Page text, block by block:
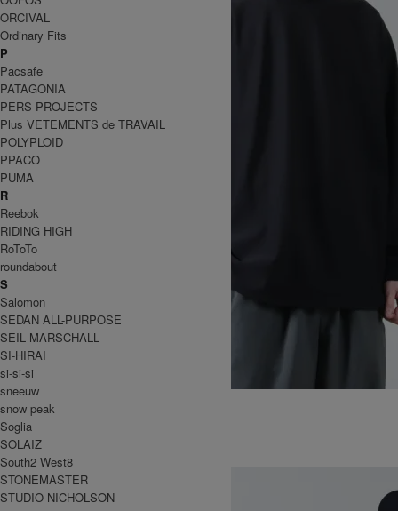
TECH MESH L/S TEE
13,200円(税込)
WILD THINGS
ワイルドシングス
ORCIVAL
Ordinary Fits
P
Pacsafe
PATAGONIA
PERS PROJECTS
Plus VETEMENTS de TRAVAIL
POLYPLOID
PPACO
PUMA
R
Reebok
RIDING HIGH
RoToTo
roundabout
S
Salomon
SEDAN ALL-PURPOSE
SEIL MARSCHALL
SI-HIRAI
si-si-si
sneeuw
snow peak
Soglia
SOLAIZ
South2 West8
STONEMASTER
STUDIO NICHOLSON